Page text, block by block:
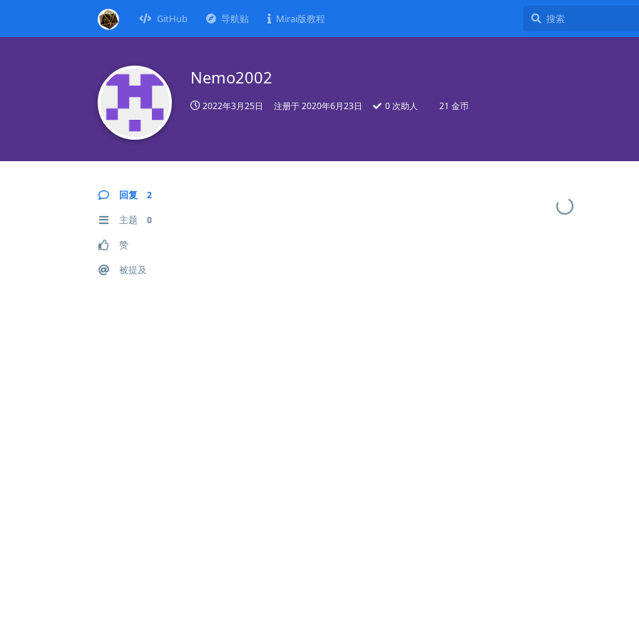
GitHub 导航贴 Mirai版教程
Nemo2002
2022年3月25日 注册于2020年6月23日 0 次助人 21 金币
回复 2
主题 0
赞
被提及